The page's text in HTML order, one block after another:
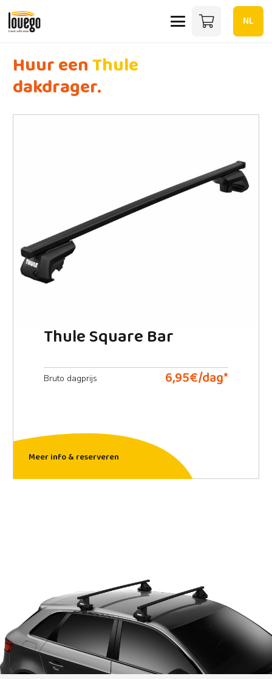
NL
Huur eenThule
dakdrager.
Thule Square Bar
Bruto dagprijs 6,95€/dag*
Meer info & reserveren